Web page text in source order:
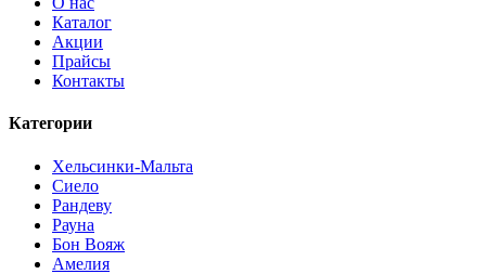
Каталог
Акции
Прайсы
Контакты
Категории
Хельсинки-Мальта
Сиело
Рандеву
Рауна
Бон Вояж
Амелия